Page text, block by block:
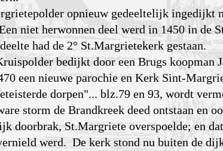
opnieuw gedeeltelijk ingedijkt
niet herwonnen deel werd in 1450 in de
had de 2° St.Margrietekerk gestaan.
bedijkt door een Brugs koopman
een nieuwe parochie en Kerk Sint-
dorpen"... blz.79 en 93, wordt
storm de Brandkreek deed ontstaan en
doorbrak, St.Margriete overspoelde; en
werd. De kerk stond nu buiten de